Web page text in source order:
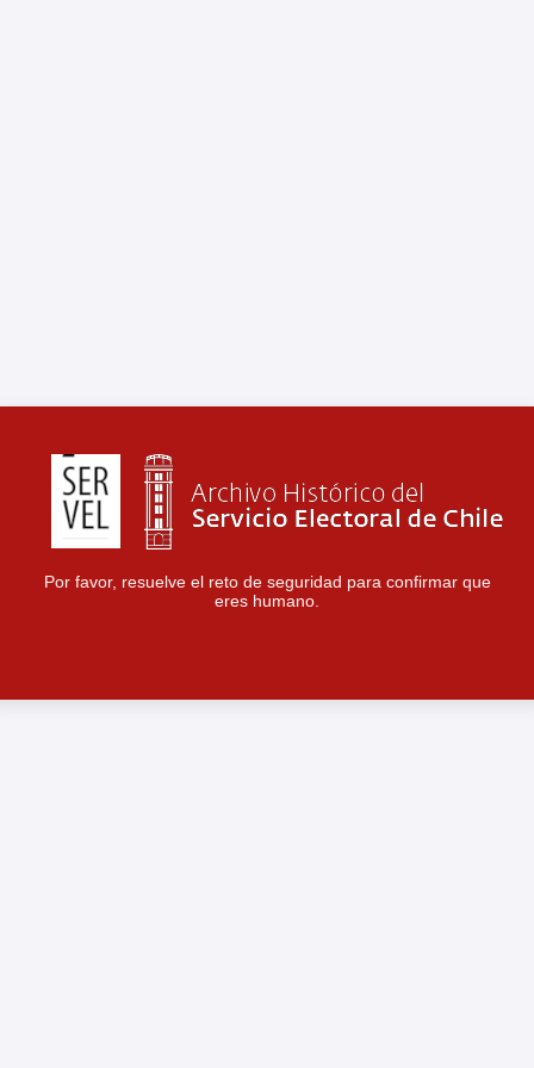
Por favor, resuelve el reto de seguridad para confirmar que
eres humano.